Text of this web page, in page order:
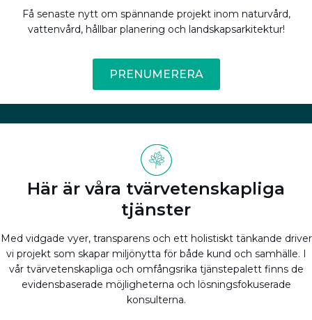
Få senaste nytt om spännande projekt inom naturvård,
vattenvård, hållbar planering och landskapsarkitektur!
PRENUMERERA
Här är våra tvärvetenskapliga
tjänster
Med vidgade vyer, transparens och ett holistiskt tänkande driver
vi projekt som skapar miljönytta för både kund och samhälle. I
vår tvärvetenskapliga och omfångsrika tjänstepalett finns de
evidensbaserade möjligheterna och lösningsfokuserade
konsulterna.